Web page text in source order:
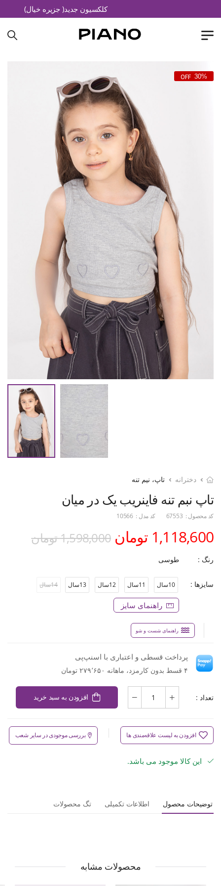
کلکسیون جدید( جزیره خیال)
30%
دخترانه تاپ، نیم تنه
تاپ نبم تنه فاینریب یک در میان
کد محصول : 67553 کد مدل : 10566
1,118,600 تومان 1,598,000 تومان
رنگ : طوسی
سایزها : 10سال 11سال 12سال 13سال 14سال
راهنمای سایز
راهنمای شست و شو
پرداخت قسطی و اعتباری با اسنپ‌پی
۴ قسط بدون کارمزد، ماهانه ۲۷۹٬۶۵۰ تومان
تعداد : افزودن به سبد خرید
افزودن به لیست علاقه‌مندی ها بررسی موجودی در سایر شعب
این کالا موجود می باشد.
توضیحات محصول اطلاعات تکمیلی تگ محصولات
محصولات مشابه